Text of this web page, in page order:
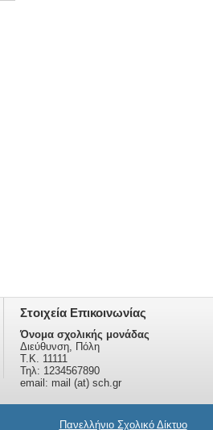
Στοιχεία Επικοινωνίας
Όνομα σχολικής μονάδας
Διεύθυνση, Πόλη
Τ.Κ. 11111
Τηλ: 1234567890
email: mail (at) sch.gr
Πανελλήνιο Σχολικό Δίκτυο